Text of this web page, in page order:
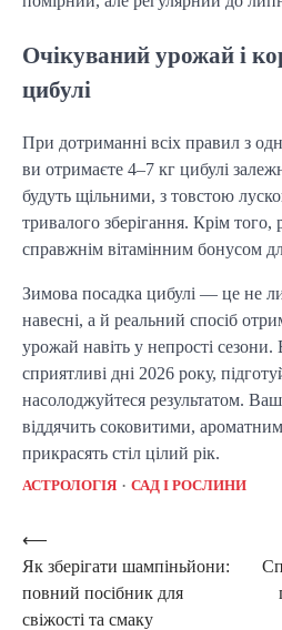
Очікуваний урожай і
цибулі
При дотриманні всіх правил з
ви отримаєте 4–7 кг цибулі
будуть щільними, з товстою
тривалого зберігання. Крім того,
справжнім вітамінним бонусом
Зимова посадка цибулі — це не
навесні, а й реальний спосіб
урожай навіть у непрості
сприятливі дні 2026 року,
насолоджуйтеся результатом.
віддячить соковитими,
прикрасять стіл цілий рік.
АСТРОЛОГІЯ САД І РОСЛИНИ
Post
navigation
⟵
Як зберігати шампіньйони:
повний посібник для
свіжості та смаку